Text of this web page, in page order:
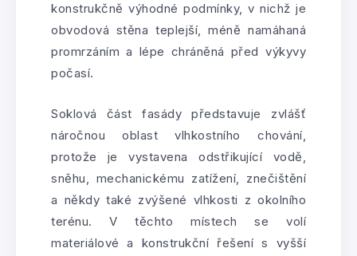
konstrukčně výhodné podmínky, v nichž je
obvodová stěna teplejší, méně namáhaná
promrzáním a lépe chráněná před výkyvy
počasí.
Soklová část fasády představuje zvlášť
náročnou oblast vlhkostního chování,
protože je vystavena odstřikující vodě,
sněhu, mechanickému zatížení, znečištění
a někdy také zvýšené vlhkosti z okolního
terénu. V těchto místech se volí
materiálové a konstrukční řešení s vyšší